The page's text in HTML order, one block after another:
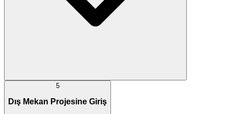
5
Dış Mekan Projesine Giriş